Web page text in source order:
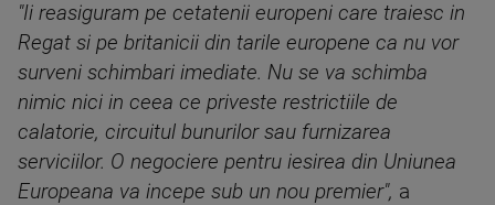
"Ii reasiguram pe cetatenii europeni care traiesc in
Regat si pe britanicii din tarile europene ca nu vor
surveni schimbari imediate. Nu se va schimba
nimic nici in ceea ce priveste restrictiile de
calatorie, circuitul bunurilor sau furnizarea
serviciilor. O negociere pentru iesirea din Uniunea
Europeana va incepe sub un nou premier", a